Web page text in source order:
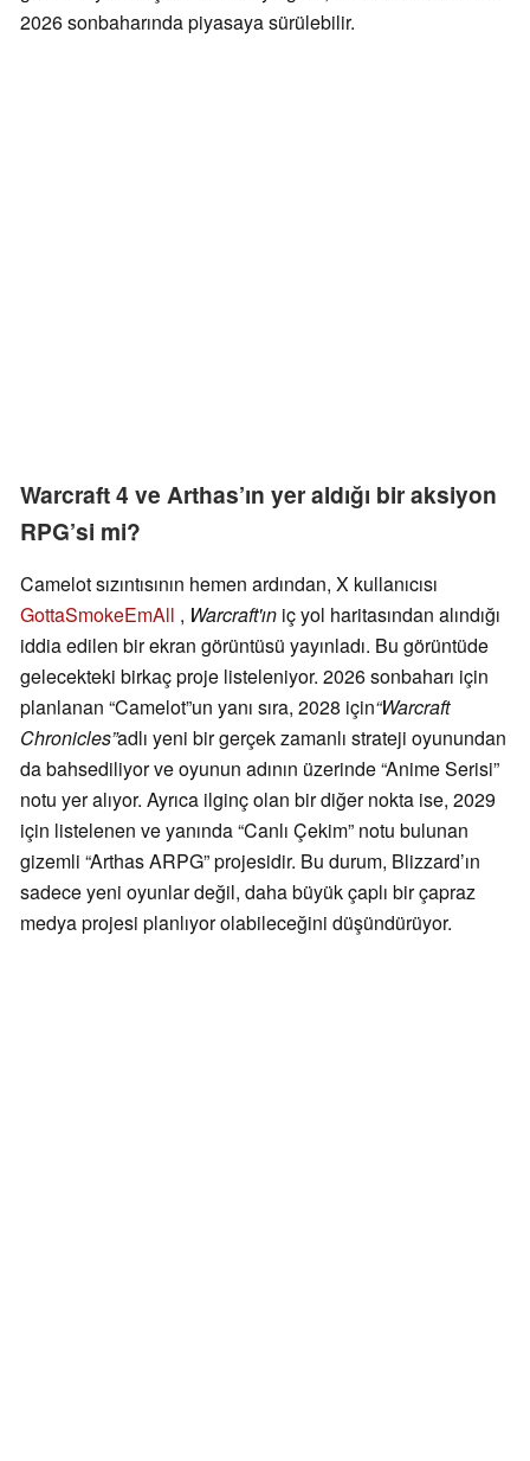
2026 sonbaharında piyasaya sürülebilir.
Warcraft 4 ve Arthas’ın yer aldığı bir aksiyon
RPG’si mi?
Camelot sızıntısının hemen ardından, X kullanıcısı
GottaSmokeEmAll , Warcraft'ın iç yol haritasından alındığı
iddia edilen bir ekran görüntüsü yayınladı. Bu görüntüde
gelecekteki birkaç proje listeleniyor. 2026 sonbaharı için
planlanan “Camelot”un yanı sıra, 2028 için“Warcraft
Chronicles”adlı yeni bir gerçek zamanlı strateji oyunundan
da bahsediliyor ve oyunun adının üzerinde “Anime Serisi”
notu yer alıyor. Ayrıca ilginç olan bir diğer nokta ise, 2029
için listelenen ve yanında “Canlı Çekim” notu bulunan
gizemli “Arthas ARPG” projesidir. Bu durum, Blizzard’ın
sadece yeni oyunlar değil, daha büyük çaplı bir çapraz
medya projesi planlıyor olabileceğini düşündürüyor.